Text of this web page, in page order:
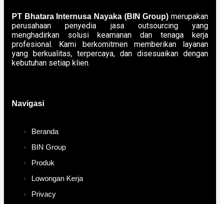
PT Bhatara Internusa Nayaka (BIN Group) merupakan
perusahaan penyedia jasa outsourcing yang
menghadirkan solusi keamanan dan tenaga kerja
profesional. Kami berkomitmen memberikan layanan
yang berkualitas, terpercaya, dan disesuaikan dengan
kebutuhan setiap klien.
Navigasi
Beranda
BIN Group
Produk
Lowongan Kerja
Privacy